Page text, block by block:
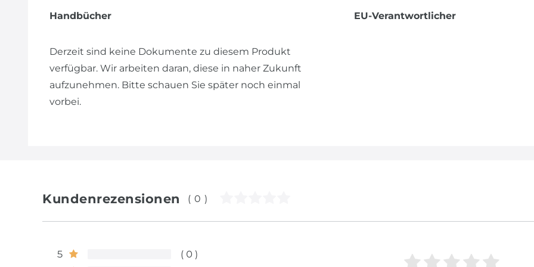
Handbücher
Derzeit sind keine Dokumente zu diesem Produkt
verfügbar. Wir arbeiten daran, diese in naher Zukunft
aufzunehmen. Bitte schauen Sie später noch einmal
vorbei.
EU-Verantwortlicher
Kundenrezensionen (0)
5
0
4
3
2
1